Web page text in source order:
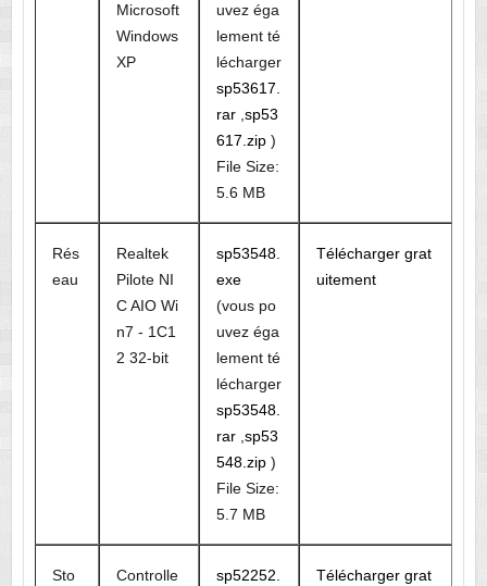
Microsoft
Windows
XP
uvez éga
lement té
lécharger
sp53617.
rar, sp53
617.zip)
File Size:
5.6 MB
Rés
eau
Realtek
Pilote NI
C AIO Wi
n7 - 1C1
2 32-bit
sp53548.
exe
(vous po
uvez éga
lement té
lécharger
sp53548.
rar, sp53
548.zip)
File Size:
5.7 MB
Télécharger grat
uitement
Sto
Controlle
sp52252.
Télécharger grat